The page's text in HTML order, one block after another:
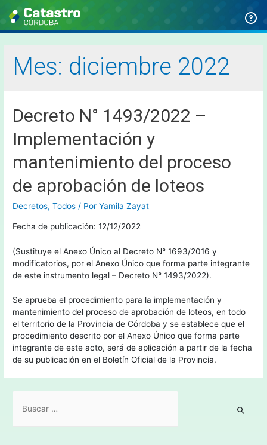
Mes: diciembre 2022
Decreto N° 1493/2022 –
Implementación y
mantenimiento del proceso
de aprobación de loteos
Decretos,Todos / PorYamila Zayat
Fecha de publicación: 12/12/2022
(Sustituye el Anexo Único al Decreto N° 1693/2016 y
modificatorios, por el Anexo Único que forma parte integrante
de este instrumento legal – Decreto N° 1493/2022).
Se aprueba el procedimiento para la implementación y
mantenimiento del proceso de aprobación de loteos, en todo
el territorio de la Provincia de Córdoba y se establece que el
procedimiento descrito por el Anexo Único que forma parte
integrante de este acto, será de aplicación a partir de la fecha
de su publicación en el Boletín Oficial de la Provincia.